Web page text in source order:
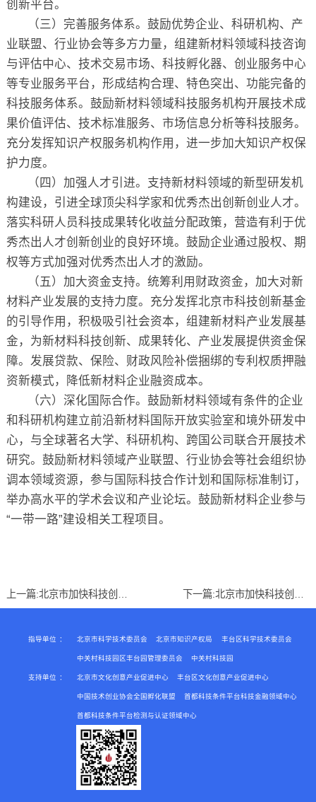
创新平台。
（三）完善服务体系。鼓励优势企业、科研机构、产
业联盟、行业协会等多方力量，组建新材料领域科技咨询
与评估中心、技术交易市场、科技孵化器、创业服务中心
等专业服务平台，形成结构合理、特色突出、功能完备的
科技服务体系。鼓励新材料领域科技服务机构开展技术成
果价值评估、技术标准服务、市场信息分析等科技服务。
充分发挥知识产权服务机构作用，进一步加大知识产权保
护力度。
（四）加强人才引进。支持新材料领域的新型研发机
构建设，引进全球顶尖科学家和优秀杰出创新创业人才。
落实科研人员科技成果转化收益分配政策，营造有利于优
秀杰出人才创新创业的良好环境。鼓励企业通过股权、期
权等方式加强对优秀杰出人才的激励。
（五）加大资金支持。统筹利用财政资金，加大对新
材料产业发展的支持力度。充分发挥北京市科技创新基金
的引导作用，积极吸引社会资本，组建新材料产业发展基
金，为新材料科技创新、成果转化、产业发展提供资金保
障。发展贷款、保险、财政风险补偿捆绑的专利权质押融
资新模式，降低新材料企业融资成本。
（六）深化国际合作。鼓励新材料领域有条件的企业
和科研机构建立前沿新材料国际开放实验室和境外研发中
心，与全球著名大学、科研机构、跨国公司联合开展技术
研究。鼓励新材料领域产业联盟、行业协会等社会组织协
调本领域资源，参与国际科技合作计划和国际标准制订，
举办高水平的学术会议和产业论坛。鼓励新材料企业参与
“一带一路”建设相关工程项目。
上一篇: 下一篇:
指导单位 ： 北京市科学技术委员会 北京市知识产权局 丰台区科学技术委员会
中关村科技园区丰台园管理委员会 中关村科技园
支持单位 ： 北京市文化创意产业促进中心 丰台区文化创意产业促进中心
中国技术创业协会全国孵化联盟 首都科技条件平台科技金融领域中心
首都科技条件平台检测与认证领域中心